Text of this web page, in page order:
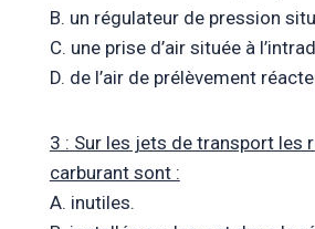
B. un régulateur de pression
C. une prise d’air située à
D. de l’air de prélèvement
3 : Sur les jets de transport les
carburant sont :
A. inutiles.